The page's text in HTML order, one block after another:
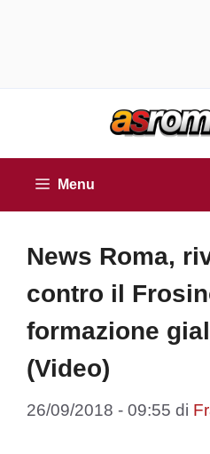
Menu
News Roma,
contro il
formazione
(Video)
26/09/2018 - 09:55 di